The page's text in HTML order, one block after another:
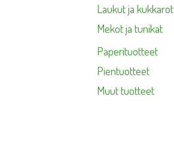
Laukut ja kukkarot
Mekot ja tunikat
Paperituotteet
Pientuotteet
Muut tuotteet